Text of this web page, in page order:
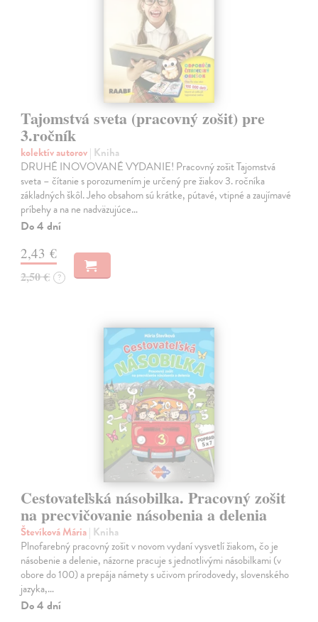
Tajomstvá sveta (pracovný zošit) pre
3.ročník
kolektív autorov| Kniha
DRUHÉ INOVOVANÉ VYDANIE! Pracovný zošit Tajomstvá
sveta – čítanie s porozumením je určený pre žiakov 3. ročníka
základných škôl. Jeho obsahom sú krátke, pútavé, vtipné a zaujímavé
príbehy a na ne nadväzujúce…
Do 4 dní
2,43 €
2,50 € ?
Cestovateľská násobilka. Pracovný zošit
na precvičovanie násobenia a delenia
Števíková Mária| Kniha
Plnofarebný pracovný zošit v novom vydaní vysvetlí žiakom, čo je
násobenie a delenie, názorne pracuje s jednotlivými násobilkami (v
obore do 100) a prepája námety s učivom prírodovedy, slovenského
jazyka,…
Do 4 dní